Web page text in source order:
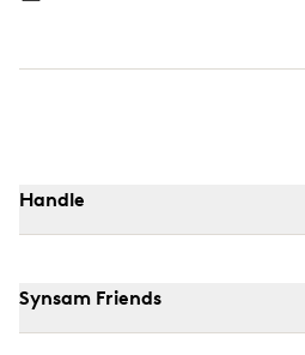
Handle
Synsam Friends